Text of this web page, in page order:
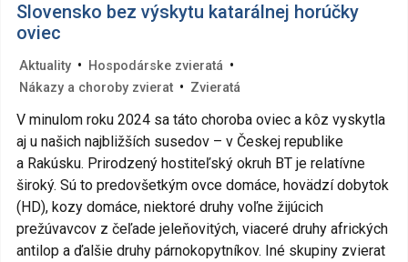
Slovensko bez výskytu katarálnej horúčky
oviec
Aktuality • Hospodárske zvieratá •
Nákazy a choroby zvierat • Zvieratá
V minulom roku 2024 sa táto choroba oviec a kôz vyskytla
aj u našich najbližších susedov – v Českej republike
a Rakúsku. Prirodzený hostiteľský okruh BT je relatívne
široký. Sú to predovšetkým ovce domáce, hovädzí dobytok
(HD), kozy domáce, niektoré druhy voľne žijúcich
prežúvavcov z čeľade jeleňovitých, viaceré druhy afrických
antilop a ďalšie druhy párnokopytníkov. Iné skupiny zvierat